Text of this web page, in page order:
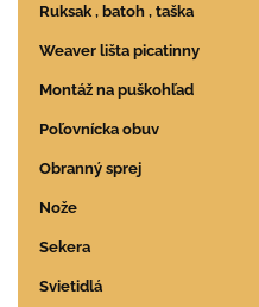
Ruksak , batoh , taška
Weaver lišta picatinny
Montáž na puškohľad
Poľovnícka obuv
Obranný sprej
Nože
Sekera
Svietidlá